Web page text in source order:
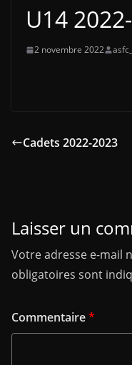
U14
2 novembre 2022
Cadets 2022-2023
Laisser un
Votre adresse e-mail
obligatoires sont
Commentaire*